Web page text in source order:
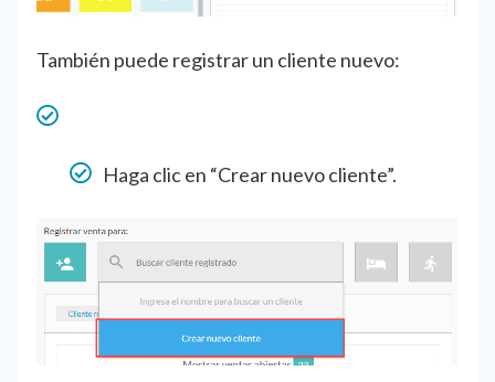
También puede registrar un cliente nuevo:
Haga clic en “Crear nuevo cliente”.